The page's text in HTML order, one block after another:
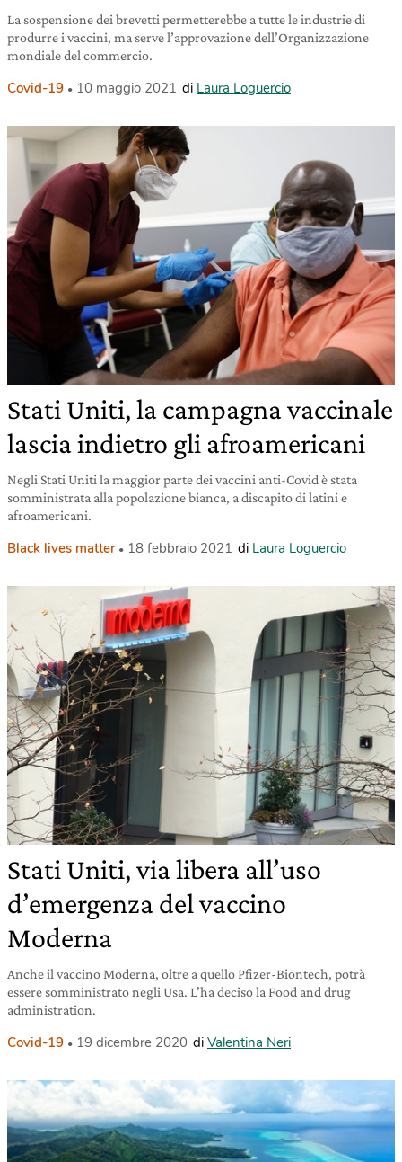
La sospensione dei brevetti permetterebbe a tutte le industrie di
produrre i vaccini, ma serve l’approvazione dell’Organizzazione
mondiale del commercio.
Covid-19 10 maggio 2021 di Laura Loguercio
Stati Uniti, la campagna vaccinale
lascia indietro gli afroamericani
Negli Stati Uniti la maggior parte dei vaccini anti-Covid è stata
somministrata alla popolazione bianca, a discapito di latini e
afroamericani.
Black lives matter 18 febbraio 2021 di Laura Loguercio
Stati Uniti, via libera all’uso
d’emergenza del vaccino
Moderna
Anche il vaccino Moderna, oltre a quello Pfizer-Biontech, potrà
essere somministrato negli Usa. L’ha deciso la Food and drug
administration.
Covid-19 19 dicembre 2020 di Valentina Neri